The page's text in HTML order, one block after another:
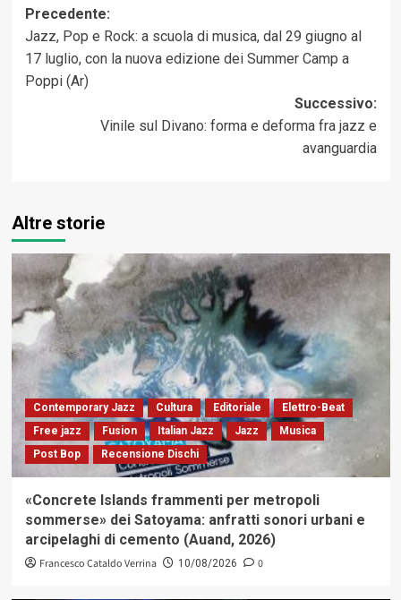
Navigazione
articolo
Precedente:
Jazz, Pop e Rock: a scuola di musica, dal 29 giugno al
17 luglio, con la nuova edizione dei Summer Camp a
Poppi (Ar)
Successivo:
Vinile sul Divano: forma e deforma fra jazz e
avanguardia
Altre storie
Contemporary Jazz Cultura Editoriale
Elettro-Beat
Free jazz
Fusion Italian Jazz Jazz
Musica
Post Bop
Recensione Dischi
«Concrete Islands frammenti per metropoli
sommerse» dei Satoyama: anfratti sonori urbani e
arcipelaghi di cemento (Auand, 2026)
Francesco Cataldo Verrina 10/08/2026 0